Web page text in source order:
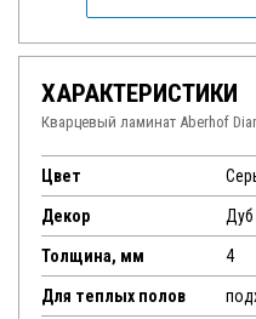
ХАРАКТЕРИСТИКИ
Кварцевый ламинат Aberhof
Цвет
Декор Дуб
Толщина, мм 4
Для теплых полов